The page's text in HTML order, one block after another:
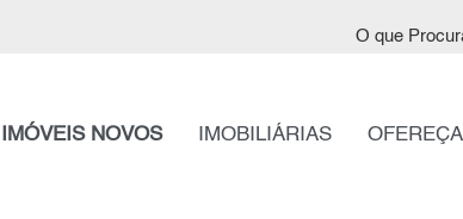
O que
IMÓVEIS NOVOS IMOBILIÁRIAS